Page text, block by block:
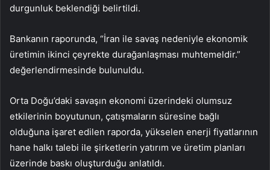
durgunluk beklendiği belirtildi.
Bankanın raporunda, “İran ile savaş nedeniyle ekonomik
üretimin ikinci çeyrekte durağanlaşması muhtemeldir.”
değerlendirmesinde bulunuldu.
Orta Doğu’daki savaşın ekonomi üzerindeki olumsuz
etkilerinin boyutunun, çatışmaların süresine bağlı
olduğuna işaret edilen raporda, yükselen enerji fiyatlarının
hane halkı talebi ile şirketlerin yatırım ve üretim planları
üzerinde baskı oluşturduğu anlatıldı.